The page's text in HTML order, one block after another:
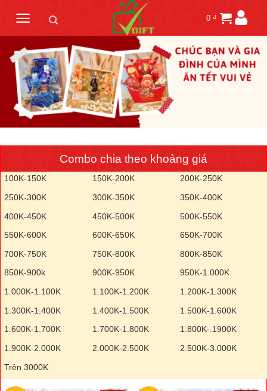
content
0 ₫
Combo chia theo khoảng giá
100K-150K 150K-200K
200K-250K
250K-300K
300K-350K
350K-400K
400K-450K
450K-500K
500K-550K
550K-600K
600K-650K
650K-700K
700K-750K
750K-800K
800K-850K
850K-900k
900K-950K
950K-1.000K
1.000K-1.100K
1.100K-1.200K
1.200K-1.300K
1.300K-1.400K
1.400K-1.500K
1.500K-1.600K
1.600K-1.700K
1.700K-1.800K
1.800K-.1900K
1.900K-2.000K
2.000K-2.500K
2.500K-3.000K
Trên 3000K